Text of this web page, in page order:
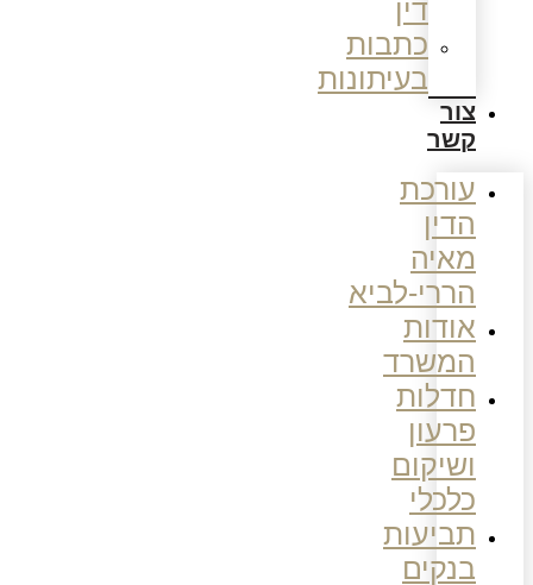
דין
כתבות
בעיתונות
צור
קשר
עורכת
הדין
מאיה
הררי-לביא
אודות
המשרד
חדלות
פרעון
ושיקום
כלכלי
תביעות
בנקים